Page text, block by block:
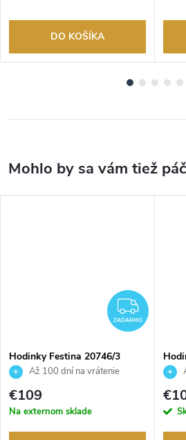
DO KOŠÍKA
ZADARMO
Hodinky Festina 20746/3
Až 100 dní na vrátenie
tovaru. Autorizovaný predajca.
€109
Na externom sklade